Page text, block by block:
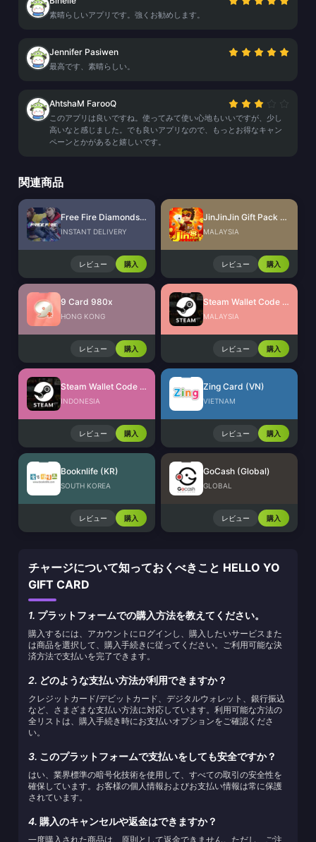
素晴らしいアプリです。強くお勧めします。
Jennifer Pasiwen
最高です、素晴らしい。
AhtshaM FarooQ
このアプリは良いですね。使ってみて使い心地もいいですが、少し
高いなと感じました。でも良いアプリなので、もっとお得なキャン
ペーンとかがあると嬉しいです。
関連商品
Free Fire Diamonds EU + TR
INSTANT DELIVERY
レビュー 購入
JinJinJin Gift Pack Redeem Code
MALAYSIA
レビュー 購入
9 Card 980x
HONG KONG
レビュー 購入
Steam Wallet Code (MYR)
MALAYSIA
レビュー 購入
Steam Wallet Code (IDR)
INDONESIA
レビュー 購入
Zing Card (VN)
VIETNAM
レビュー 購入
Booknlife (KR)
SOUTH KOREA
レビュー 購入
GoCash (Global)
GLOBAL
レビュー 購入
チャージについて知っておくべきこと HELLO YO
GIFT CARD
1. プラットフォームでの購入方法を教えてください。
購入するには、アカウントにログインし、購入したいサービスまた
は商品を選択して、購入手続きに従ってください。ご利用可能な決
済方法で支払いを完了できます。
2. どのような支払い方法が利用できますか？
クレジットカード/デビットカード、デジタルウォレット、銀行振込
など、さまざまな支払い方法に対応しています。利用可能な方法の
全リストは、購入手続き時にお支払いオプションをご確認くださ
い。
3. このプラットフォームで支払いをしても安全ですか？
はい、業界標準の暗号化技術を使用して、すべての取引の安全性を
確保しています。お客様の個人情報およびお支払い情報は常に保護
されています。
4. 購入のキャンセルや返金はできますか？
一度購入された商品は、原則として返金できません。ただし、ご注